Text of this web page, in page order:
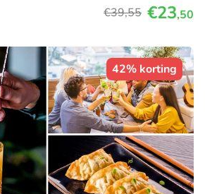
€39,55 €23,50
42% korting